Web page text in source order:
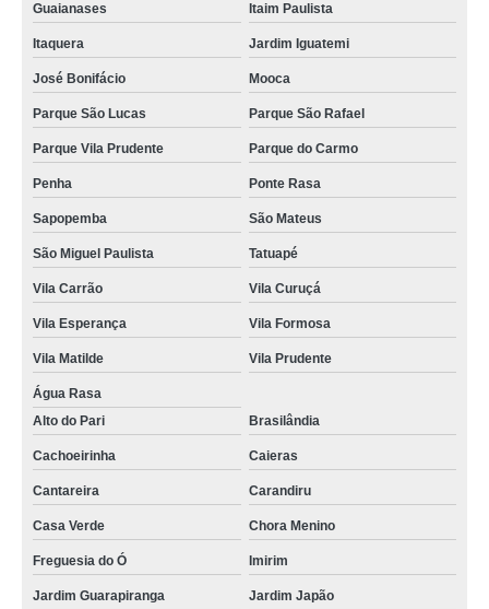
Guaianases Itaim Paulista
Itaquera Jardim Iguatemi
José Bonifácio Mooca
Parque São Lucas Parque São Rafael
Parque Vila Prudente Parque do Carmo
Penha Ponte Rasa
Sapopemba São Mateus
São Miguel Paulista Tatuapé
Vila Carrão Vila Curuçá
Vila Esperança Vila Formosa
Vila Matilde Vila Prudente
Água Rasa
Alto do Pari
Brasilândia
Cachoeirinha Caieras
Cantareira Carandiru
Casa Verde Chora Menino
Freguesia do Ó Imirim
Jardim Guarapiranga Jardim Japão